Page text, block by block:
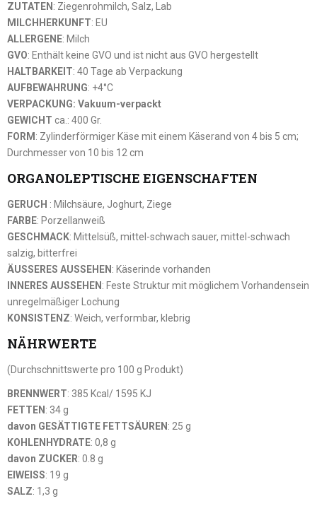
ZUTATEN : Ziegenrohmilch, Salz, Lab
MILCHHERKUNFT: EU
ALLERGENE: Milch
GVO: Enthält keine GVO und ist nicht aus GVO hergestellt
HALTBARKEIT: 40 Tage ab Verpackung
AUFBEWAHRUNG: +4°C
VERPACKUNG: Vakuum-verpackt
GEWICHT ca.: 400 Gr.
FORM : Zylinderförmiger Käse mit einem Käserand von 4 bis 5 cm;
Durchmesser von 10 bis 12 cm
ORGANOLEPTISCHE EIGENSCHAFTEN
GERUCH : Milchsäure, Joghurt, Ziege
FARBE: Porzellanweiß
GESCHMACK: Mittelsüß, mittel-schwach sauer, mittel-schwach
salzig, bitterfrei
ÄUSSERES AUSSEHEN : Käserinde vorhanden
INNERES AUSSEHEN : Feste Struktur mit möglichem Vorhandensein
unregelmäßiger Lochung
KONSISTENZ: Weich, verformbar, klebrig
NÄHRWERTE
(Durchschnittswerte pro 100 g Produkt)
BRENNWERT: 385 Kcal/ 1595 KJ
FETTEN : 34 g
davon GESÄTTIGTE FETTSÄUREN : 25 g
KOHLENHYDRATE: 0,8 g
davon ZUCKER: 0.8 g
EIWEISS: 19 g
SALZ: 1,3 g